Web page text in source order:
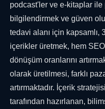
podcast'ler ve e-kitaplar ile
bilgilendirmek ve güven
tedavi alanı için
içerikler üretmek, hem
dönüşüm oranlarını
olarak üretilmesi, farklı
artırmaktadır. İçerik
tarafından hazırlanan,